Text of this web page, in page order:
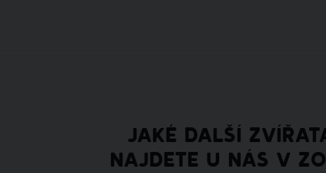
JAKÉ DALŠÍ
NAJDETE U NÁS V